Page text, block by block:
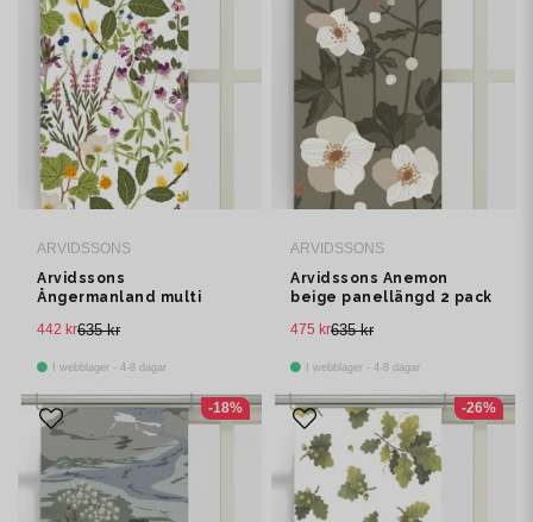
ARVIDSSONS
Arvidssons
Ångermanland multi
635 kr
442 kr
I webblager - 4-8 dagar
ARVIDSSONS
Arvidssons Anemon
beige panellängd 2 pack
635 kr
475 kr
I webblager - 4-8 dagar
-18% -26%